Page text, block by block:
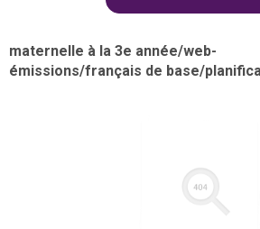
maternelle à la 3e année/web-
émissions/français de base/